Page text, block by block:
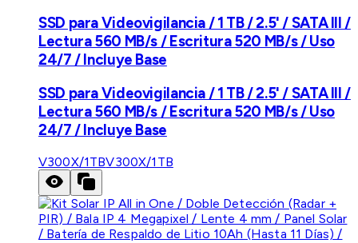
SSD para Videovigilancia / 1 TB / 2.5' / SATA III /
Lectura 560 MB/s / Escritura 520 MB/s / Uso
24/7 / Incluye Base
SSD para Videovigilancia / 1 TB / 2.5' / SATA III /
Lectura 560 MB/s / Escritura 520 MB/s / Uso
24/7 / Incluye Base
V300X/1TBV300X/1TB